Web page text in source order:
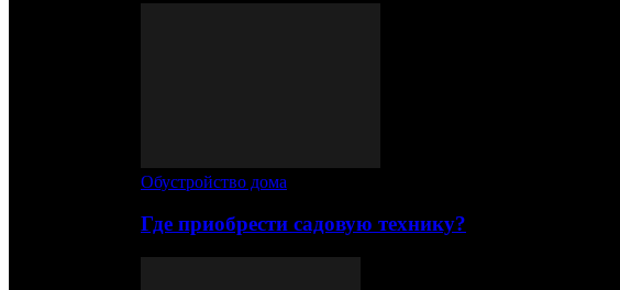
Обустройство дома
Где приобрести садовую технику?